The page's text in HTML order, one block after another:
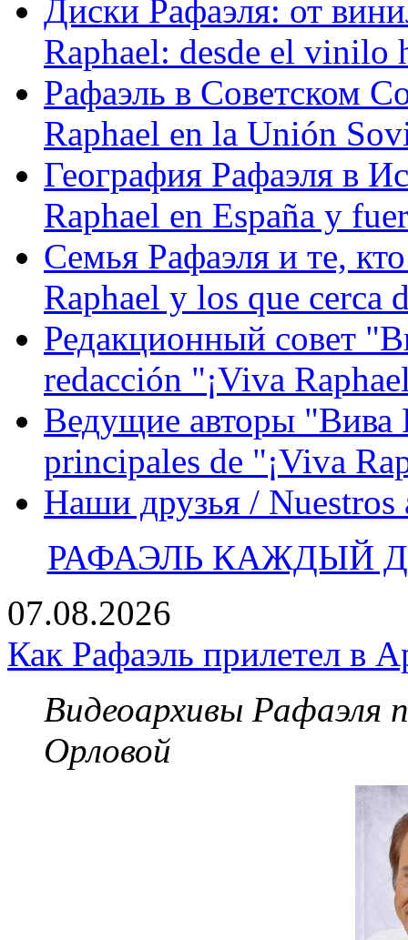
Диски Рафаэля: от
Raphael: desde el vinilo
Рафаэль в Советском
Raphael en la Unión
География Рафаэля в
Raphael en España y
Семья Рафаэля и те,
Raphael y los que cerca
Редакционный совет
redacción "¡Viva
Ведущие авторы "Вива
principales de "¡Viva
Наши друзья / Nuestros
РАФАЭЛЬ КАЖДЫЙ
07.08.2026
Как Рафаэль прилетел в
Видеоархивы Рафаэля
Орловой